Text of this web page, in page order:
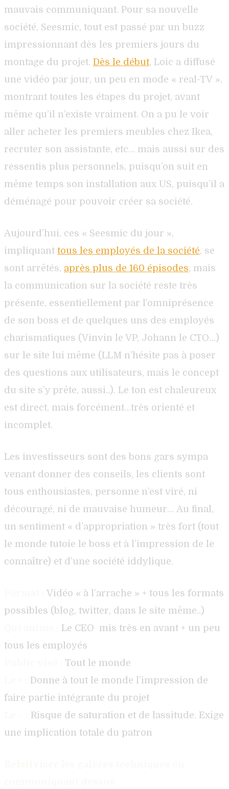
mauvais communiquant. Pour sa nouvelle
société, Seesmic, tout est passé par un buzz
impressionnant dès les premiers jours du
montage du projet. Dès le début, Loic a diffusé
une vidéo par jour, un peu en mode « real-TV »,
montrant toutes les étapes du projet, avant
même qu’il n’existe vraiment. On a pu le voir
aller acheter les premiers meubles chez Ikea,
recruter son assistante, etc… mais aussi sur des
ressentis plus personnels, puisqu’on suit en
même temps son installation aux US, puisqu’il a
déménagé pour pouvoir créer sa société.
Aujourd’hui, ces « Seesmic du jour »,
impliquant tous les employés de la société, se
sont arrêtés, après plus de 160 épisodes, mais
la communication sur la société reste très
présente, essentiellement par l’omniprésence
de son boss et de quelques uns des employés
charismatiques (Vinvin le VP, Johann le CTO…)
sur le site lui même (LLM n’hésite pas à poser
des questions aux utilisateurs, mais le concept
du site s’y prête, aussi..). Le ton est chaleureux
est direct, mais forcément…très orienté et
incomplet.
Les investisseurs sont des bons gars sympa
venant donner des conseils, les clients sont
tous enthousiastes, personne n’est viré, ni
découragé, ni de mauvaise humeur… Au final,
un sentiment « d’appropriation » très fort (tout
le monde tutoie le boss et à l’impression de le
connaître) et d’une société iddylique.
Vidéo « à l’arrache » + tous les formats
possibles (blog, twitter, dans le site même..)
Le CEO mis très en avant + un peu
tous les employés
Tout le monde
Donne à tout le monde l’impression de
faire partie intégrante du projet
Risque de saturation et de lassitude. Exige
une implication totale du patron